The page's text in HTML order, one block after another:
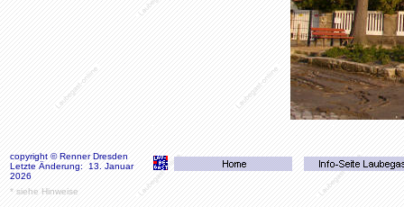
copyright © Renner Dresden
Letzte Änderung: 13. Januar
2026
* siehe Hinweise